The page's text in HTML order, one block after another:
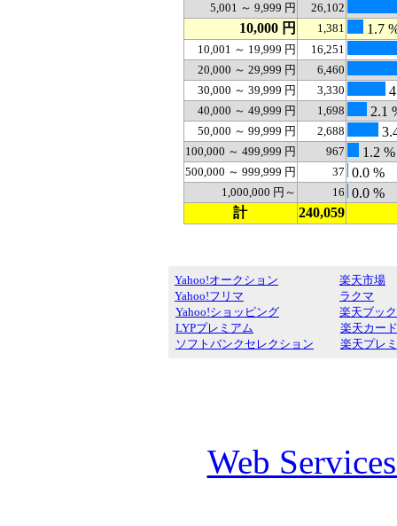
5,001 ～ 9,999 円 26,102
10,000 円 1,381 1.7
10,001 ～ 19,999 円
16,251
20,000 ～ 29,999 円
6,460
30,000 ～ 39,999 円
3,330
40,000 ～ 49,999 円 1,698 2.1
50,000 ～ 99,999 円 2,688
100,000 ～ 499,999 円 967 1.2 %
500,000 ～ 999,999 円 37 0.0 %
1,000,000 円～ 16 0.0 %
計
240,059
Yahoo!オークション
Yahoo!フリマ
Yahoo!ショッピング
LYPプレミアム
ソフトバンクセレクション
楽天市場
ラクマ
楽天ブッ
楽天カード
楽天プレ
Web